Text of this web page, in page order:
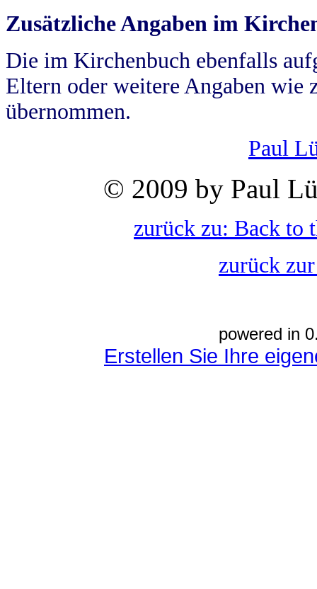
Zusätzliche Angaben im
Die im Kirchenbuch ebenfalls
Eltern oder weitere Angaben wie
übernommen.
Paul
© 2009 by Paul
zurück zu: Back to
zurück
powered in
Erstellen Sie Ihre